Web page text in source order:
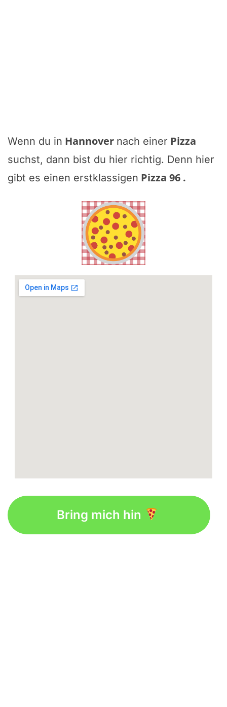
Wenn du in Hannover nach einer Pizza
suchst, dann bist du hier richtig. Denn hier
gibt es einen erstklassigen Pizza 96 .
Bring mich hin